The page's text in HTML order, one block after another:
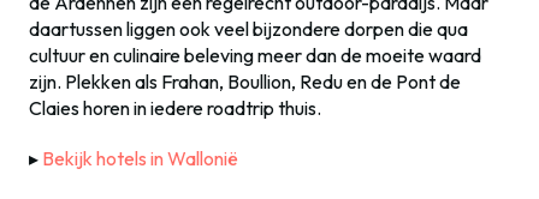
daartussen liggen ook veel bijzondere dorpen die qua
cultuur en culinaire beleving meer dan de moeite waard
zijn. Plekken als Frahan, Boullion, Redu en de Pont de
Claies horen in iedere roadtrip thuis.
▸ Bekijk hotels in Wallonië